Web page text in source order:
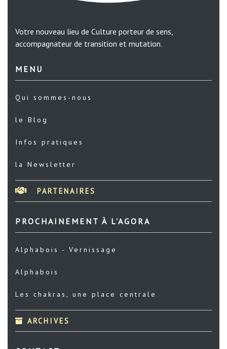
Votre nouveau lieu de Culture porteur de sens,
accompagnateur de transition et mutation.
MENU
Qui sommes-nous
le Blog
Infos pratiques
la Newsletter
PARTENAIRES
PROCHAINEMENT À L'AGORA
Alphabois - Vernissage
Alphabois
Les chakras, une place centrale
ARCHIVES